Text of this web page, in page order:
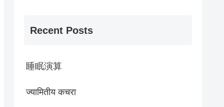
Recent Posts
睡眠演算
ज्यामितीय कचरा